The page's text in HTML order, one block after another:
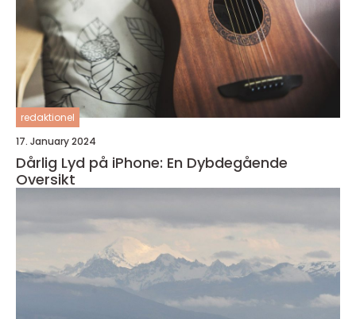
redaktionel
17. January 2024
Dårlig Lyd på iPhone: En Dybdegående
Oversikt